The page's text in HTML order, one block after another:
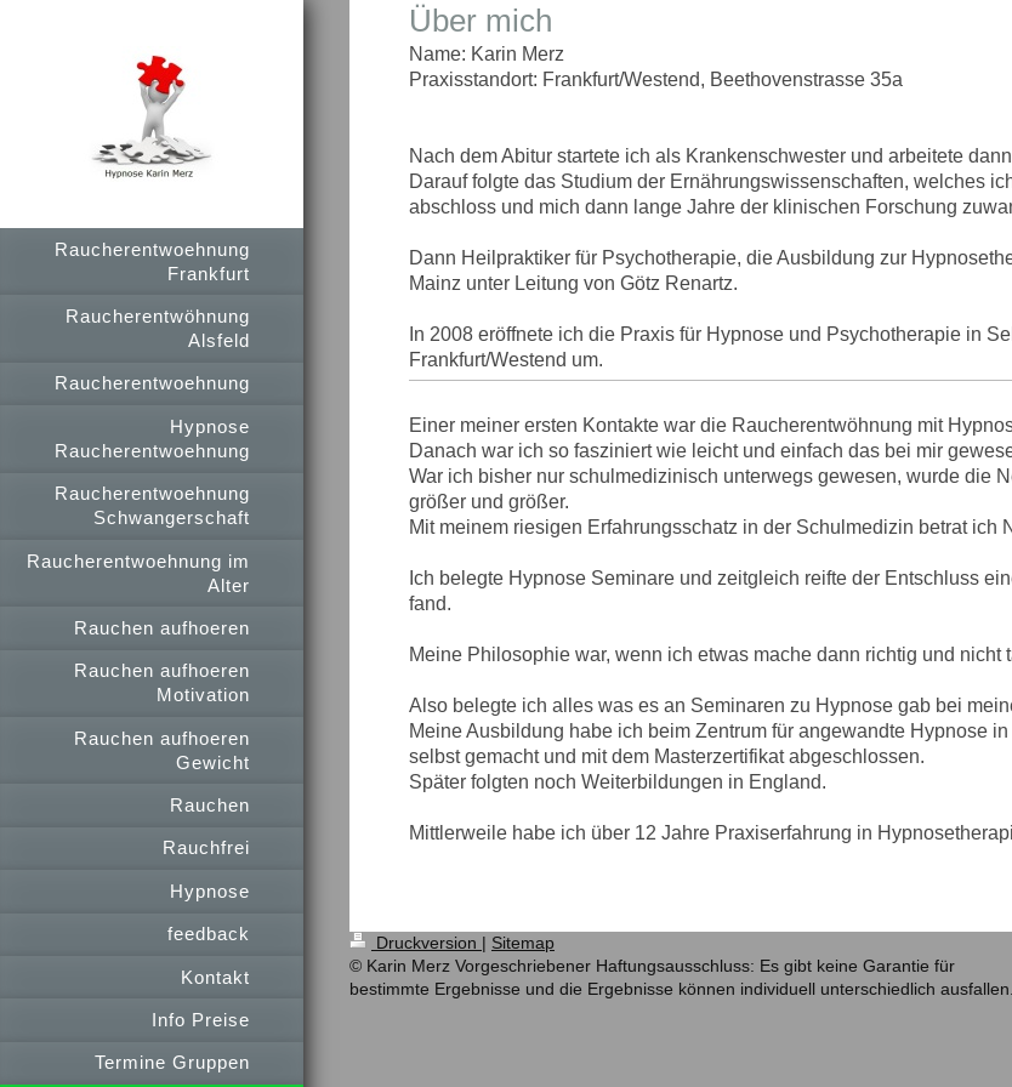
Raucherentwoehnung
Frankfurt
Raucherentwöhnung
Alsfeld
Raucherentwoehnung
Hypnose
Raucherentwoehnung
Raucherentwoehnung
Schwangerschaft
Raucherentwoehnung im
Alter
Rauchen aufhoeren
Rauchen aufhoeren
Motivation
Rauchen aufhoeren
Gewicht
Rauchen
Rauchfrei
Hypnose
feedback
Kontakt
Info Preise
Termine Gruppen
Über mich
Name: Karin Merz
Praxisstandort: Frankfurt/Westend, Beethovenstrasse 35a
Nach dem Abitur startete ich als Krankenschwester und arbeitete
Darauf folgte das Studium der Ernährungswissenschaften, welches
abschloss und mich dann lange Jahre der klinischen Forschung
Dann Heilpraktiker für Psychotherapie, die Ausbildung zur
Mainz unter Leitung von Götz Renartz.
In 2008 eröffnete ich die Praxis für Hypnose und Psychotherapie in
Frankfurt/Westend um.
Einer meiner ersten Kontakte war die Raucherentwöhnung mit
Danach war ich so fasziniert wie leicht und einfach das bei mir
War ich bisher nur schulmedizinisch unterwegs gewesen, wurde die
größer und größer.
Mit meinem riesigen Erfahrungsschatz in der Schulmedizin betrat ich
Ich belegte Hypnose Seminare und zeitgleich reifte der Entschluss
fand.
Meine Philosophie war, wenn ich etwas mache dann richtig und nicht
Also belegte ich alles was es an Seminaren zu Hypnose gab bei
Meine Ausbildung habe ich beim Zentrum für angewandte Hypnose
selbst gemacht und mit dem Masterzertifikat abgeschlossen.
Später folgten noch Weiterbildungen in England.
Mittlerweile habe ich über 12 Jahre Praxiserfahrung in
Druckversion | Sitemap
© Karin Merz Vorgeschriebener Haftungsausschluss: Es gibt keine Garantie für
bestimmte Ergebnisse und die Ergebnisse können individuell unterschiedlich ausfallen.